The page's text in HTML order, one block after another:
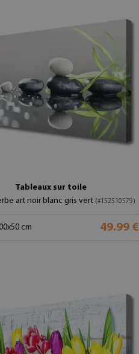
Tableaux sur toile
art noir blanc gris vert (#152510579)
cm 49.99 €